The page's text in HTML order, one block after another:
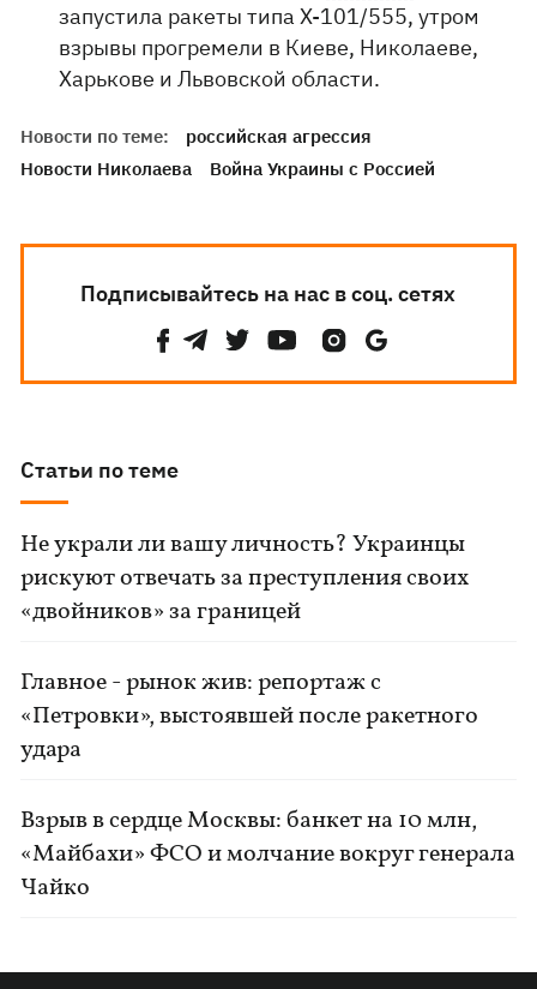
запустила ракеты типа Х-101/555, утром
взрывы прогремели в Киеве, Николаеве,
Харькове и Львовской области.
Новости по теме:
российская агрессия
Новости Николаева
Война Украины с Россией
Подписывайтесь на нас в соц. сетях
Статьи по теме
Не украли ли вашу личность? Украинцы
рискуют отвечать за преступления своих
«двойников» за границей
Главное - рынок жив: репортаж с
«Петровки», выстоявшей после ракетного
удара
Взрыв в сердце Москвы: банкет на 10 млн,
«Майбахи» ФСО и молчание вокруг генерала
Чайко